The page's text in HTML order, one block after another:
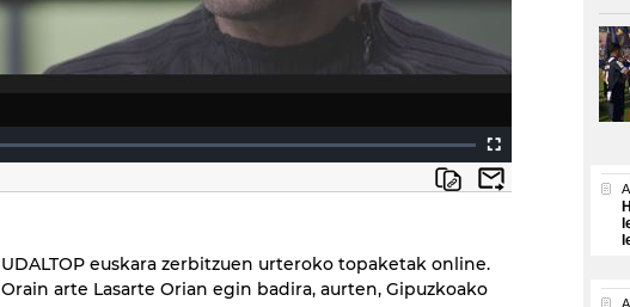
UDALTOP euskara zerbitzuen urteroko topaketak online.
Orain arte Lasarte Orian egin badira, aurten, Gipuzkoako